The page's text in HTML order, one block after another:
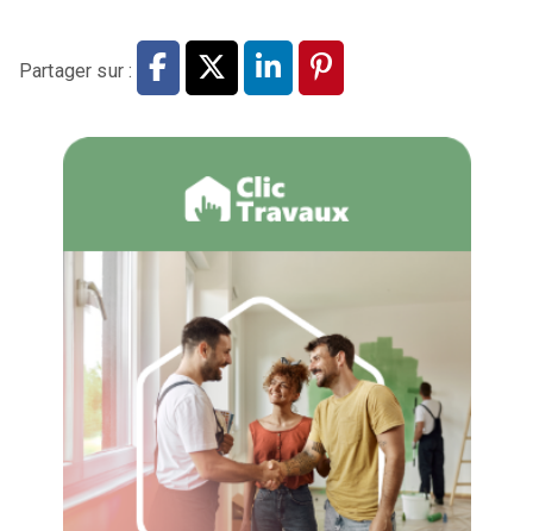
Partager sur :